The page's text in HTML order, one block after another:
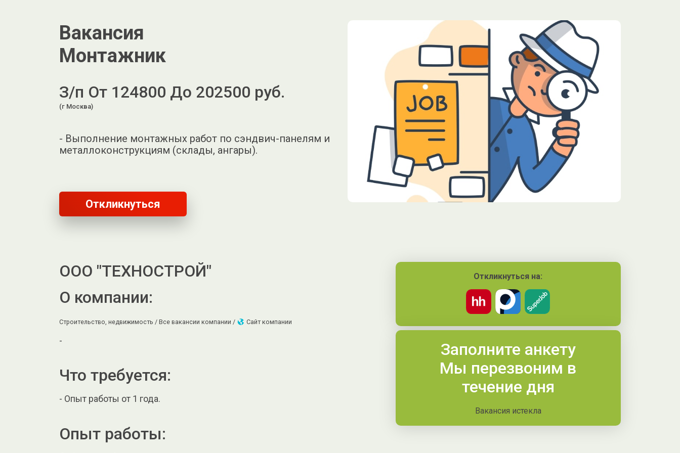
Вакансия
Монтажник
З/п От 124800 До 202500 руб.
(г Москва)
- Выполнение монтажных работ по сэндвич-панелям и
металлоконструкциям (склады, ангары).
Откликнуться
ООО "ТЕХНОСТРОЙ"
О компании:
Строительство, недвижимость / Все вакансии компании / Сайт компании
-
Что требуется:
- Опыт работы от 1 года.
Опыт работы:
Откликнуться на:
Заполните анкету
Мы перезвоним в
течение дня
Вакансия истекла